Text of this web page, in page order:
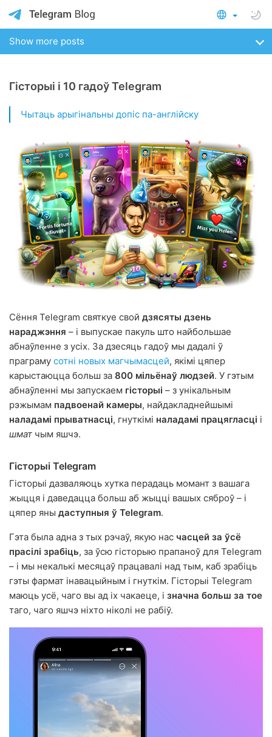
Show more posts
Гісторыі і 10 гадоў Telegram
Чытаць арыгінальны допіс па-англійску
Сёння Telegram святкуе свой дзясяты дзень
нараджэння – і выпускае пакуль што найбольшае
абнаўленне з усіх. За дзесяць гадоў мы дадалі ў
праграму сотні новых магчымасцей, якімі цяпер
карыстаюцца больш за 800 мільёнаў людзей. У гэтым
абнаўленні мы запускаем гісторыі – з унікальным
рэжымам падвоенай камеры, найдакладнейшымі
наладамі прыватнасці, гнуткімі наладамі працягласці і
шмат чым яшчэ.
Гісторыі Telegram
Гісторыі дазваляюць хутка перадаць момант з вашага
жыцця і даведацца больш аб жыцці вашых сяброў – і
цяпер яны даступныя ў Telegram.
Гэта была адна з тых рэчаў, якую нас часцей за ўсё
прасілі зрабіць, за ўсю гісторыю прапаноў для Telegram
– і мы некалькі месяцаў працавалі над тым, каб зрабіць
гэты фармат інавацыйным і гнуткім. Гісторыі Telegram
маюць усё, чаго вы ад іх чакаеце, і значна больш за тое
таго, чаго яшчэ ніхто ніколі не рабіў.